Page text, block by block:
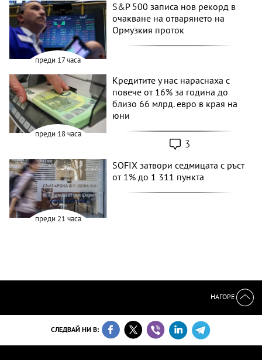
преди 17 часа
S&P 500 записа нов рекорд в
очакване на отварянето на
Ормузкия проток
преди 18 часа
Кредитите у нас нараснаха с
повече от 16% за година до
близо 66 млрд. евро в края на
юни
3
преди 21 часа
SOFIX затвори седмицата с ръст
от 1% до 1 311 пункта
НАГОРЕ
СЛЕДВАЙ НИ В: